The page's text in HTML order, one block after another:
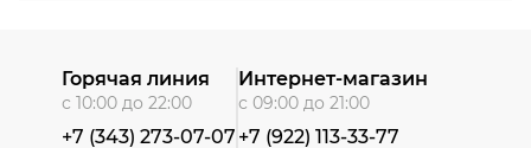
Горячая линия
с 10:00 до 22:00
+7 (343) 273-07-07
Интернет-магазин
с 09:00 до 21:00
+7 (922) 113-33-77